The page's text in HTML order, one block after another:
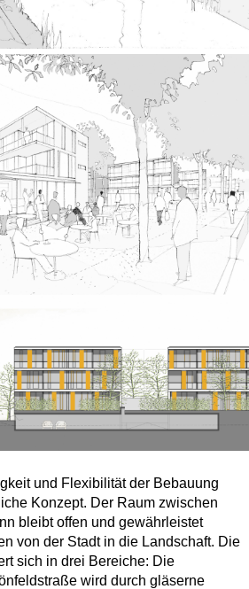
und Flexibilität der Bebauung
Konzept. Der Raum zwischen
bleibt offen und gewährleistet
von der Stadt in die Landschaft. Die
sich in drei Bereiche: Die
wird durch gläserne